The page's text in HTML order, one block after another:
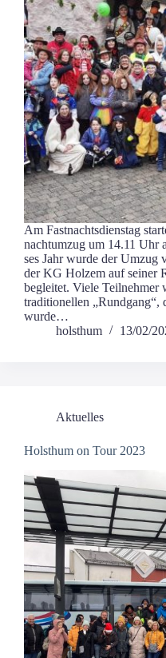
Am Fast­nachts­diens­tag
nacht­um­zug um 14.11
ses Jahr wur­de der Umzug
der KG Hol­zem auf sei­ner
beglei­tet. Vie­le Teil­neh­mer
tra­di­tio­nel­len „Rund­gang“,
wurde…
holsthum
13/02/
Aktuelles
Holsthum on Tour 2023